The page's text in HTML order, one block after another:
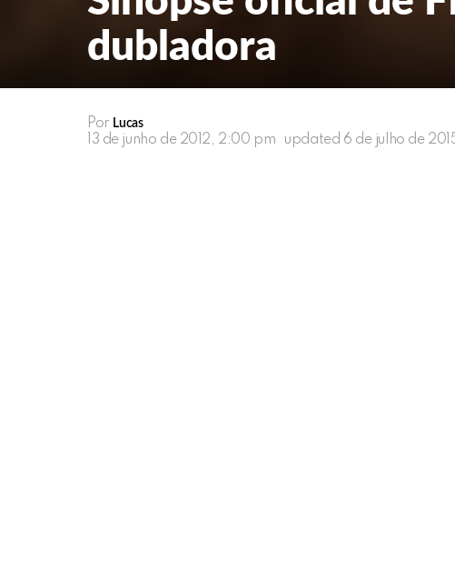
dubladora
Por Lucas
13 de junho de 2012, 2:00 pm updated 6 de julho de